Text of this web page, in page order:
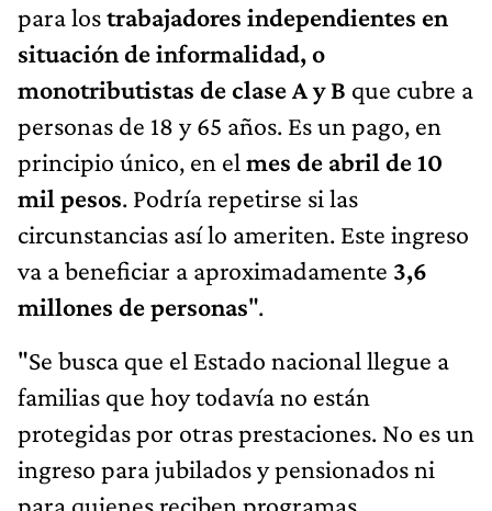
para lostrabajadores independientes en
situación de informalidad, o
monotributistas de clase A y B que cubre a
personas de 18 y 65 años. Es un pago, en
principio único, en el mes de abril de 10
mil pesos. Podría repetirse si las
circunstancias así lo ameriten. Este ingreso
va a beneficiar a aproximadamente 3,6
millones de personas".
"Se busca que el Estado nacional llegue a
familias que hoy todavía no están
protegidas por otras prestaciones. No es un
ingreso para jubilados y pensionados ni
para quienes reciben programas